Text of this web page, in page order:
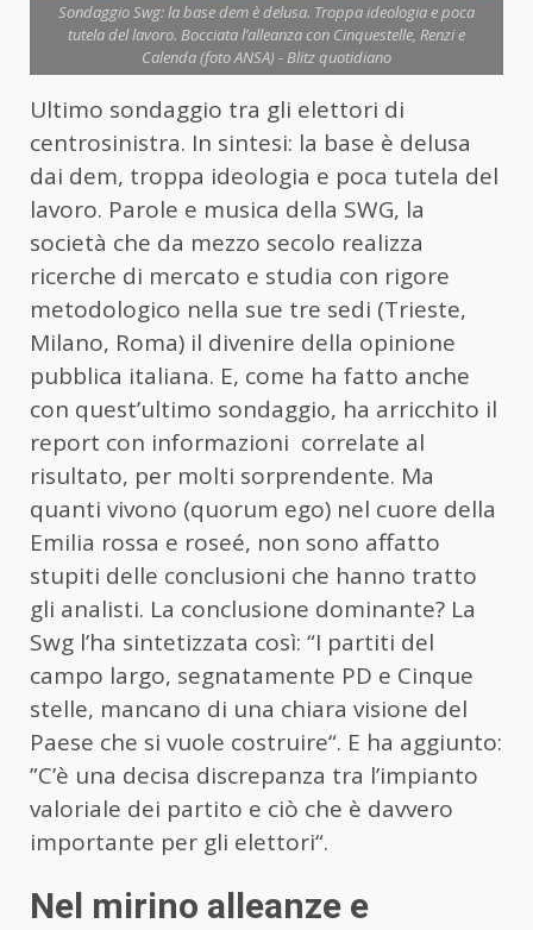
Sondaggio Swg: la base dem è delusa. Troppa ideologia e poca
tutela del lavoro. Bocciata l’alleanza con Cinquestelle, Renzi e
Calenda (foto ANSA) - Blitz quotidiano
Ultimo sondaggio tra gli elettori di
centrosinistra. In sintesi: la base è delusa
dai dem, troppa ideologia e poca tutela del
lavoro. Parole e musica della SWG, la
società che da mezzo secolo realizza
ricerche di mercato e studia con rigore
metodologico nella sue tre sedi (Trieste,
Milano, Roma) il divenire della opinione
pubblica italiana. E, come ha fatto anche
con quest’ultimo sondaggio, ha arricchito il
report con informazioni correlate al
risultato, per molti sorprendente. Ma
quanti vivono (quorum ego) nel cuore della
Emilia rossa e roseé, non sono affatto
stupiti delle conclusioni che hanno tratto
gli analisti. La conclusione dominante? La
Swg l’ha sintetizzata così: “I partiti del
campo largo, segnatamente PD e Cinque
stelle, mancano di una chiara visione del
Paese che si vuole costruire“. E ha aggiunto:
”C’è una decisa discrepanza tra l’impianto
valoriale dei partito e ciò che è davvero
importante per gli elettori“.
Nel mirino alleanze e